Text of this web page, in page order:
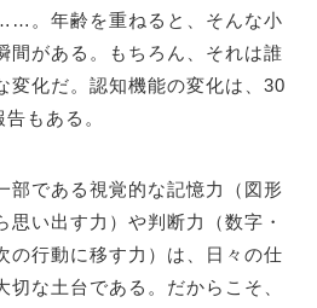
。年齢を重ねると、そんな小
間がある。もちろん、それは誰
変化だ。認知機能の変化は、30
もある。
部である視覚的な記憶力（図形
思い出す力）や判断力（数字・
の行動に移す力）は、日々の仕
な土台である。だからこそ、